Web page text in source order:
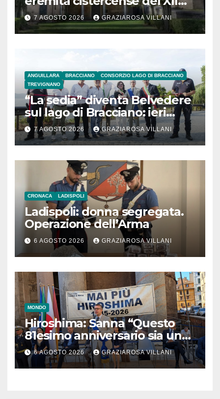
secolo
7 AGOSTO 2026 GRAZIAROSA VILLANI
ANGUILLARA BRACCIANO
CONSORZIO LAGO DI BRACCIANO
TREVIGNANO
“La sedia” diventa Belvedere
sul lago di Bracciano: ieri
l’inaugurazione
7 AGOSTO 2026 GRAZIAROSA VILLANI
CRONACA LADISPOLI
Ladispoli: donna segregata.
Operazione dell’Arma
6 AGOSTO 2026 GRAZIAROSA VILLANI
MONDO
Hiroshima: Sanna “Questo
81esimo anniversario sia un
monito per tutti”
6 AGOSTO 2026 GRAZIAROSA VILLANI